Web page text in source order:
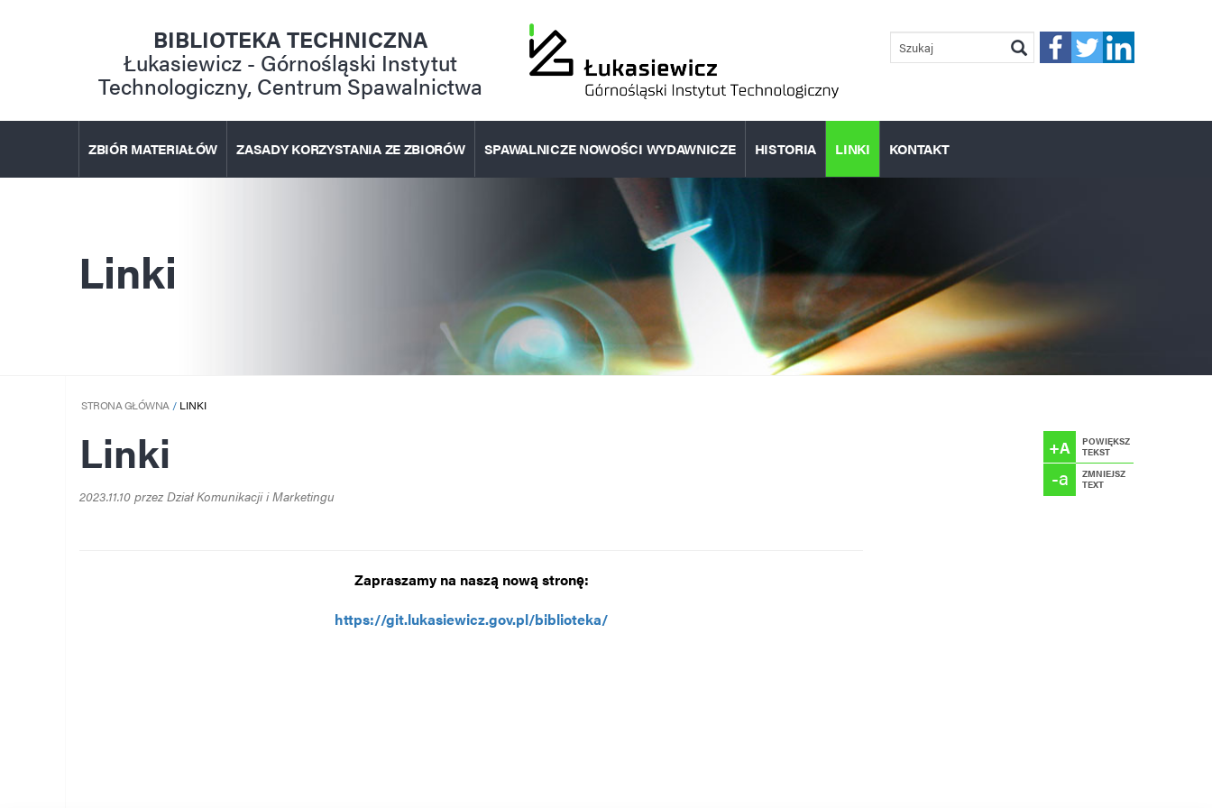
BIBLIOTEKA TECHNICZNA
Łukasiewicz - Górnośląski Instytut
Technologiczny, Centrum Spawalnictwa
FORMULARZ
WYSZUKIWANIA
ZBIÓR MATERIAŁÓW ZASADY KORZYSTANIA ZE ZBIORÓW SPAWALNICZE NOWOŚCI WYDAWNICZE HISTORIA LINKI KONTAKT
Linki
STRONA GŁÓWNA LINKI
+A
POWIĘKSZ
TEKST
-a
ZMNIEJSZ
TEXT
Linki
2023.11.10 przez Dział Komunikacji i Marketingu
Zapraszamy na naszą nową stronę:
https://git.lukasiewicz.gov.pl/biblioteka/